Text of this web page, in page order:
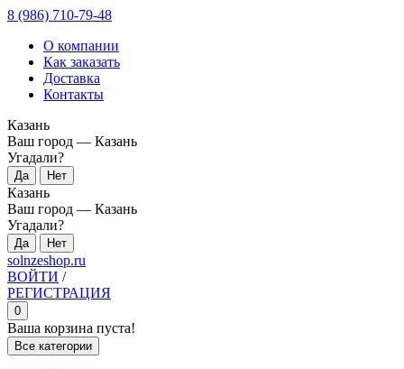
8 (986) 710-79-48
О компании
Как заказать
Доставка
Контакты
Казань
Ваш город — Казань
Угадали?
Казань
Ваш город — Казань
Угадали?
solnzeshop.ru
ВОЙТИ /
РЕГИСТРАЦИЯ
0
Ваша корзина пуста!
Все категории